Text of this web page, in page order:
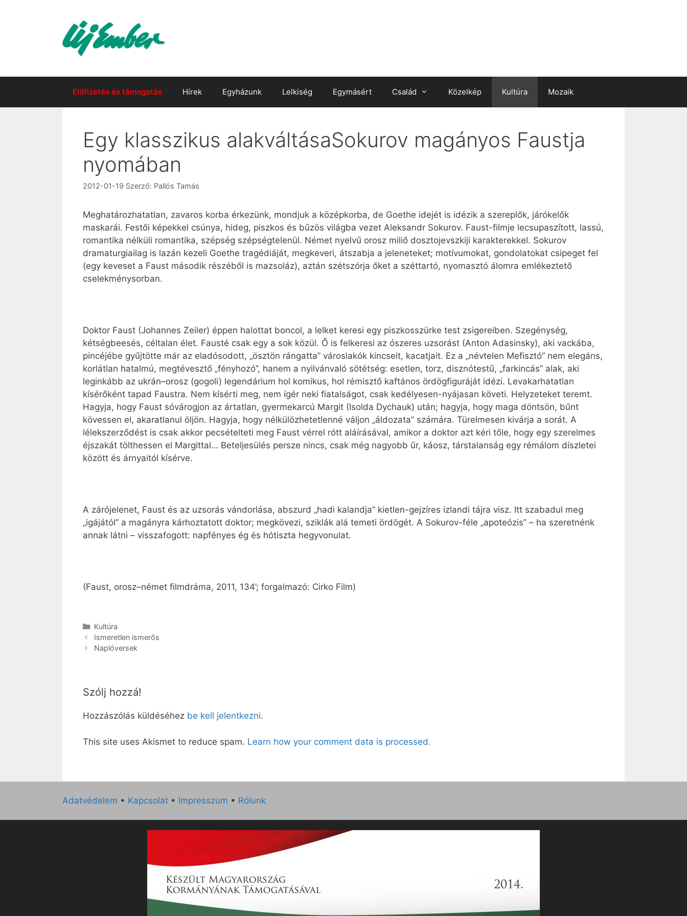
Előfizetés és támogatás Hírek Egyházunk Lelkiség Egymásért Család Közelkép Kultúra Mozaik
Egy klasszikus alakváltásaSokurov magányos Faustja
nyomában
2012-01-19 Szerző: Pallós Tamás
Meghatározhatatlan, zavaros korba érkezünk, mondjuk a középkorba, de Goethe idejét is idézik a szereplők, járókelők
maskarái. Festői képekkel csúnya, hideg, piszkos és bűzös világba vezet Aleksandr Sokurov. Faust-filmje lecsupaszított, lassú,
romantika nélküli romantika, szépség szépségtelenül. Német nyelvű orosz miliő dosztojevszkiji karakterekkel. Sokurov
dramaturgiailag is lazán kezeli Goethe tragédiáját, megkeveri, átszabja a jeleneteket; motívumokat, gondolatokat csipeget fel
(egy keveset a Faust második részéből is mazsoláz), aztán szétszórja őket a széttartó, nyomasztó álomra emlékeztető
cselekménysorban.
Doktor Faust (Johannes Zeiler) éppen halottat boncol, a lelket keresi egy piszkosszürke test zsigereiben. Szegénység,
kétségbeesés, céltalan élet. Fausté csak egy a sok közül. Ő is felkeresi az ószeres uzsorást (Anton Adasinsky), aki vackába,
pincéjébe gyűjtötte már az eladósodott, „ösztön rángatta” városlakók kincseit, kacatjait. Ez a „névtelen Mefisztó” nem elegáns,
korlátlan hatalmú, megtévesztő „fényhozó”, hanem a nyilvánvaló sötétség: esetlen, torz, disznótestű, „farkincás” alak, aki
leginkább az ukrán–orosz (gogoli) legendárium hol komikus, hol rémisztő kaftános ördögfiguráját idézi. Levakarhatatlan
kísérőként tapad Faustra. Nem kísérti meg, nem ígér neki fiatalságot, csak kedélyesen-nyájasan követi. Helyzeteket teremt.
Hagyja, hogy Faust sóvárogjon az ártatlan, gyermekarcú Margit (Isolda Dychauk) után; hagyja, hogy maga döntsön, bűnt
kövessen el, akaratlanul öljön. Hagyja, hogy nélkülözhetetlenné váljon „áldozata” számára. Türelmesen kivárja a sorát. A
lélekszerződést is csak akkor pecsételteti meg Faust vérrel rótt aláírásával, amikor a doktor azt kéri tőle, hogy egy szerelmes
éjszakát tölthessen el Margittal… Beteljesülés persze nincs, csak még nagyobb űr, káosz, társtalanság egy rémálom díszletei
között és árnyaitól kísérve.
A zárójelenet, Faust és az uzsorás vándorlása, abszurd „hadi kalandja” kietlen-gejzíres izlandi tájra visz. Itt szabadul meg
„igájától” a magányra kárhoztatott doktor; megkövezi, sziklák alá temeti ördögét. A Sokurov-féle „apoteózis” – ha szeretnénk
annak látni – visszafogott: napfényes ég és hótiszta hegyvonulat.
(Faust, orosz–német filmdráma, 2011, 134’; forgalmazó: Cirko Film)
Kategória
Kultúra
Ismeretlen ismerős
Naplóversek
Szólj hozzá!
Hozzászólás küldéséhez be kell jelentkezni.
This site uses Akismet to reduce spam. Learn how your comment data is processed.
Adatvédelem • Kapcsolat • Impresszum • Rólunk